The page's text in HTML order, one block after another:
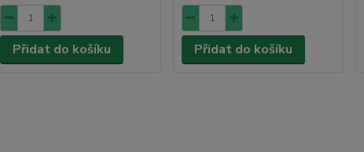
Přidat do košíku Přidat do košíku